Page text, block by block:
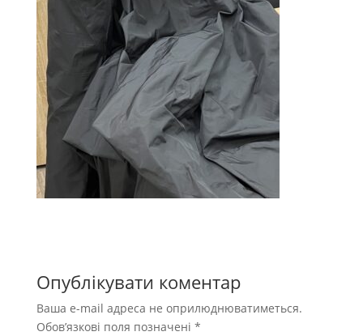
Опублікувати коментар
Ваша e-mail адреса не оприлюднюватиметься.
Обов’язкові поля позначені *